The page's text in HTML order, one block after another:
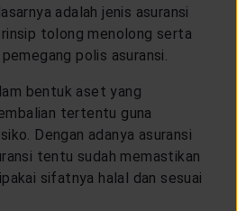
adalah jenis asuransi
tolong menolong serta
polis asuransi.
bentuk aset yang
tertentu guna
Dengan adanya asuransi
tentu sudah memastikan
sifatnya halal dan sesuai